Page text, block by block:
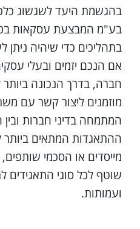
בהגשמת היעד לשגשוג
בע"מ המבצעת עסקאות
בתהליכים כדי שיהיה
אם הנכם יזמים ובעלי
חברה, בדרך הנכונה
מוזמנים ליצור קשר עם
המתמחה בדיני חברות
ההתאגדות המתאים ביותר
מייסדים או הסכמי שותפים,
שוטף לכל סוגי התאגידים
ועמותות.